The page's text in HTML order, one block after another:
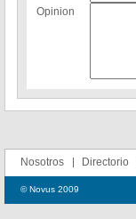
Opinion
Nosotros Directorio
© Novus 2009